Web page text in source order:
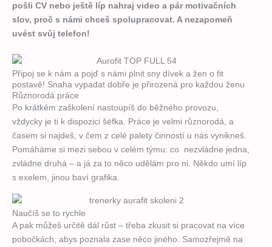
pošli CV nebo ještě líp nahraj video a pár motivačních
slov, proč s námi chceš spolupracovat. A nezapomeň
uvést svůj telefon!
Připoj se k nám a pojď s námi plnit sny dívek a žen o fit
postavě! Snaha vypadat dobře je přirozená pro každou ženu
Různorodá práce
Po krátkém zaškolení nastoupíš do běžného provozu,
vždycky je ti k dispozici šéfka. Práce je velmi různorodá, a
časem si najdeš, v čem z celé palety činností u nás vynikneš.
Pomáháme si mezi sebou v celém týmu: co nezvládne jedna,
zvládne druhá – a já za to něco udělám pro ni. Někdo umí líp
s exelem, jinou baví grafika.
Naučíš se to rychle
A pak můžeš určitě dál růst – třeba zkusit si pracovat na více
pobočkách, abys poznala zase něco jiného. Samozřejmě na